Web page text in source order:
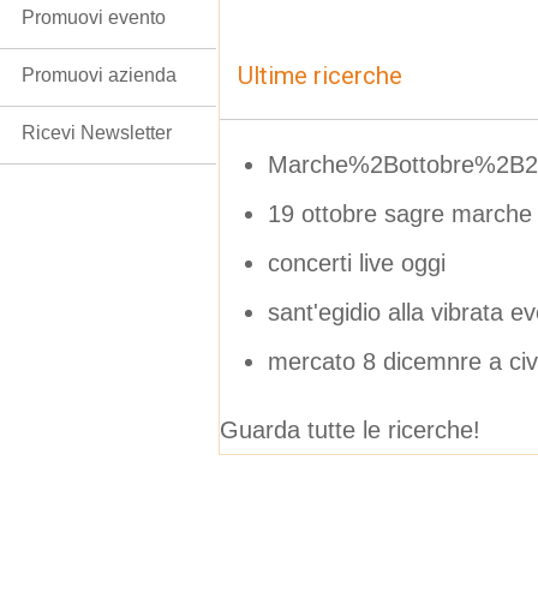
Ultime ricerche
19 ottobre sagre marche
concerti live oggi
sant'egidio alla vibrata
mercato 8 dicemnre a
Guarda tutte le ricerche!
Promuovi evento
Promuovi azienda
Ricevi Newsletter